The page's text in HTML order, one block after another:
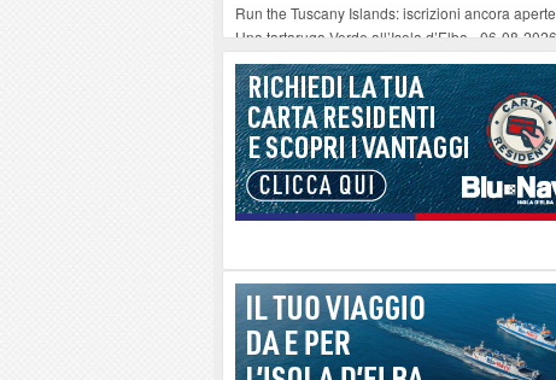
Run the Tuscany Islands: iscrizioni ancora
Una tartaruga Verde all’Isola d’Elba-06-08-2026
Furgone in fiamme a Capoliveri, illeso il
Campo: chiusura della biblioteca comunale in
A Carpani si apre la Festa di Liberazione: il